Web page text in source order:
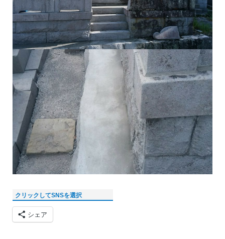
クリックしてSNSを選択
シェア